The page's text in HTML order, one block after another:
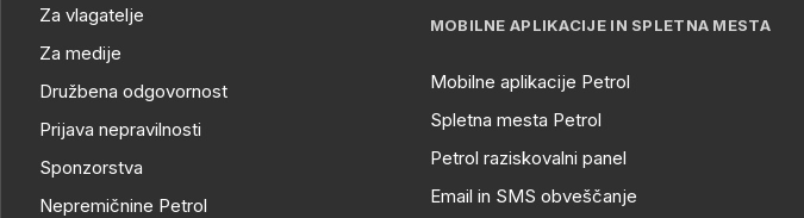
Za vlagatelje
Za medije
Družbena odgovornost
Prijava nepravilnosti
Sponzorstva
Nepremičnine Petrol
MOBILNE APLIKACIJE IN SPLETNA MESTA
Mobilne aplikacije Petrol
Spletna mesta Petrol
Petrol raziskovalni panel
Email in SMS obveščanje